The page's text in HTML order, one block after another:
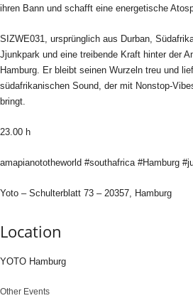
ihren Bann und schafft eine energetische
SIZWE031, ursprünglich aus Durban,
Jjunkpark und eine treibende Kraft hinter der
Hamburg. Er bleibt seinen Wurzeln treu und
südafrikanischen Sound, der mit Nonstop-
bringt.
23.00 h
amapianototheworld #southafrica #Hamburg
Yoto – Schulterblatt 73 – 20357, Hamburg
Location
YOTO Hamburg
Other Events